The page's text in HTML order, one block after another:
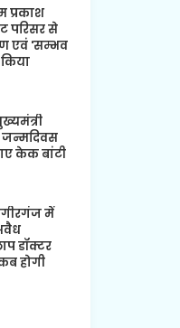
प्रकाश
परिसर से
एवं 'सम्भव
केक बांटी
में
डॉक्टर
होगी